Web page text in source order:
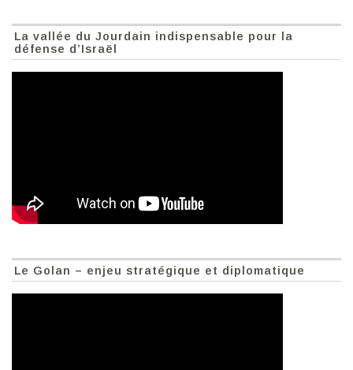
La vallée du Jourdain indispensable pour la
défense d’Israël
Le Golan – enjeu stratégique et diplomatique